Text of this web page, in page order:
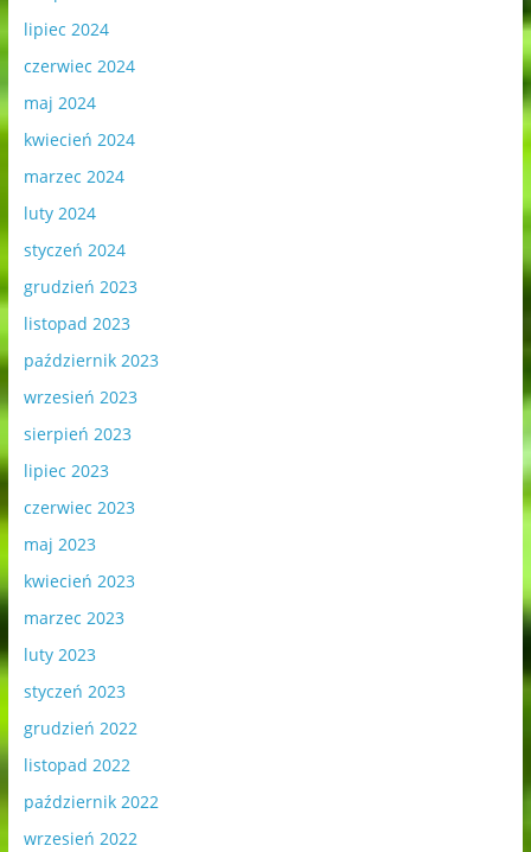
lipiec 2024
czerwiec 2024
maj 2024
kwiecień 2024
marzec 2024
luty 2024
styczeń 2024
grudzień 2023
listopad 2023
październik 2023
wrzesień 2023
sierpień 2023
lipiec 2023
czerwiec 2023
maj 2023
kwiecień 2023
marzec 2023
luty 2023
styczeń 2023
grudzień 2022
listopad 2022
październik 2022
wrzesień 2022